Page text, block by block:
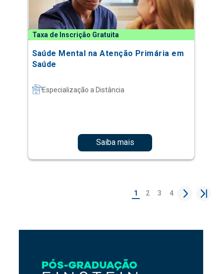
Taxa de Inscrição Gratuita
Saúde Mental na Atenção Primária em
Saúde
Especialização a Distância
Saiba mais
1 2 3 4